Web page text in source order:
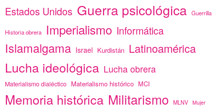
Estados Unidos Guerra psicológica Guerrilla
Historia obrera Imperialismo Informática
Islamalgama Israel Kurdistán Latinoamérica
Lucha ideológica Lucha obrera
Materialismo dialéctico Materialismo histórico MCI
Memoria histórica Militarismo MLNV Mujer